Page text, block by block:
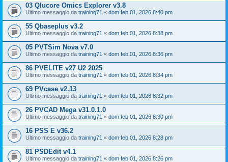
03 Qlucore Omics Explorer v3.8
Ultimo messaggio da training71 « dom feb 01, 2026 8:40 pm
55 Qbaseplus v3.2
Ultimo messaggio da training71 « dom feb 01, 2026 8:38 pm
05 PVTSim Nova v7.0
Ultimo messaggio da training71 « dom feb 01, 2026 8:36 pm
86 PVELITE v27 U2 2025
Ultimo messaggio da training71 « dom feb 01, 2026 8:34 pm
69 PVcase v2.13
Ultimo messaggio da training71 « dom feb 01, 2026 8:32 pm
26 PVCAD Mega v31.0.1.0
Ultimo messaggio da training71 « dom feb 01, 2026 8:30 pm
16 PSS E v36.2
Ultimo messaggio da training71 « dom feb 01, 2026 8:28 pm
81 PSDEdit v4.1
Ultimo messaggio da training71 « dom feb 01, 2026 8:26 pm